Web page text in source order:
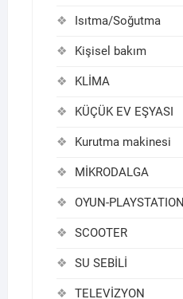
Isıtma/Soğutma
Kişisel bakım
KLİMA
KÜÇÜK EV EŞYASI
Kurutma makinesi
MİKRODALGA
OYUN-PLAYSTATION
SCOOTER
SU SEBİLİ
TELEVİZYON